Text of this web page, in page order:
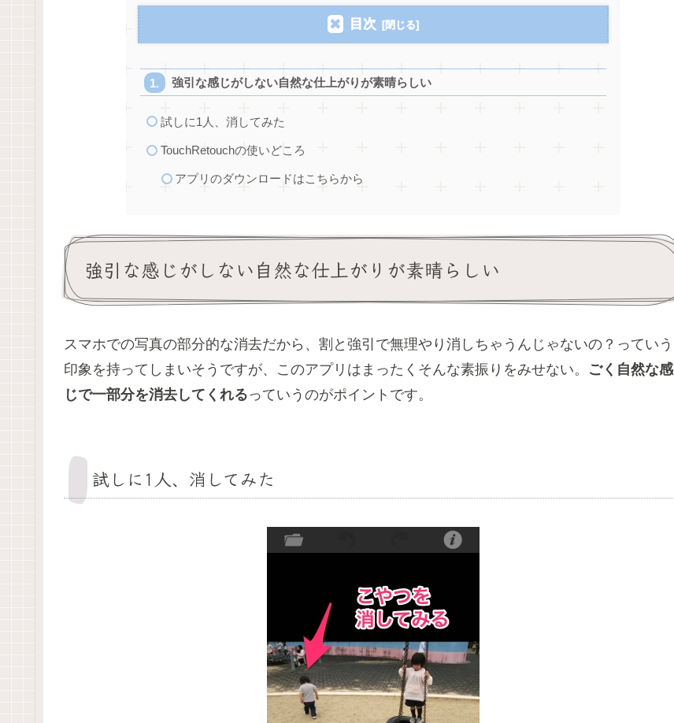
目次
強引な感じがしない自然な仕上がりが素晴らしい
試しに1人、消してみた
TouchRetouchの使いどころ
アプリのダウンロードはこちらから
強引な感じがしない自然な仕上がりが素晴らしい
スマホでの写真の部分的な消去だから、割と強引で無理やり消しちゃうんじゃないの？っていう
印象を持ってしまいそうですが、このアプリはまったくそんな素振りをみせない。 ごく自然な感
じで一部分を消去してくれるっていうのがポイントです。
試しに1人、消してみた